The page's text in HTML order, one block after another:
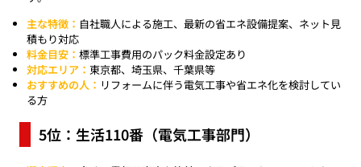
主な特徴： 自社職人による施工、最新の省エネ設備提案、ネット見
積もり対応
料金目安：標準工事費用のパック料金設定あり
対応エリア：東京都、埼玉県、千葉県等
おすすめの人： リフォームに伴う電気工事や省エネ化を検討してい
る方
5位：生活110番（電気工事部門）